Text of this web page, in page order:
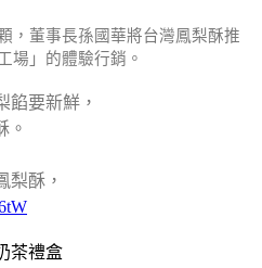
，董事長孫國華將台灣鳳梨酥推
場」的體驗行銷。
餡要新鮮，
。
梨酥，
茶禮盒